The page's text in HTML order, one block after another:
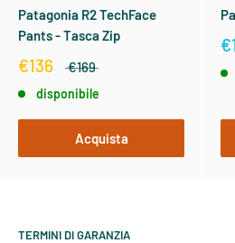
Patagonia R2 TechFace
Pants - Tasca Zip
€136 €169
disponibile
Acquista
TERMINI DI GARANZIA